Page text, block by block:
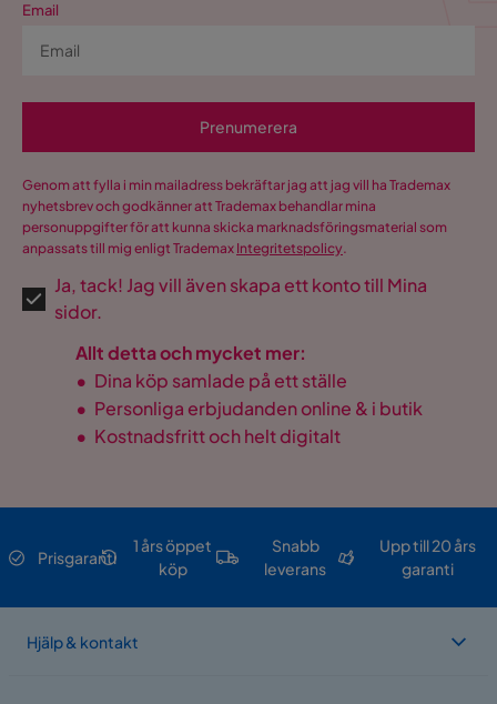
Email
Prenumerera
Genom att fylla i min mailadress bekräftar jag att jag vill ha Trademax
nyhetsbrev och godkänner att Trademax behandlar mina
personuppgifter för att kunna skicka marknadsföringsmaterial som
anpassats till mig enligt Trademax Integritetspolicy.
Ja, tack! Jag vill även skapa ett konto till Mina
sidor.
Allt detta och mycket mer:
• Dina köp samlade på ett ställe
• Personliga erbjudanden online & i butik
• Kostnadsfritt och helt digitalt
Prisgaranti
1 års öppet
köp
Snabb
leverans
Upp till 20 års
garanti
Hjälp & kontakt